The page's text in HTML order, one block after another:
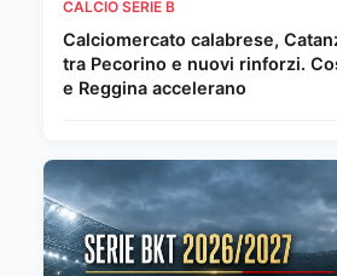
CALCIO SERIE B
Calciomercato calabrese,
tra Pecorino e nuovi rinforzi.
e Reggina accelerano